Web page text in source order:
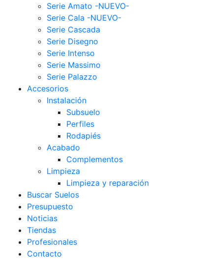
Serie Amato -NUEVO-
Serie Cala -NUEVO-
Serie Cascada
Serie Disegno
Serie Intenso
Serie Massimo
Serie Palazzo
Accesorios
Instalación
Subsuelo
Perfiles
Rodapiés
Acabado
Complementos
Limpieza
Limpieza y reparación
Buscar Suelos
Presupuesto
Noticias
Tiendas
Profesionales
Contacto